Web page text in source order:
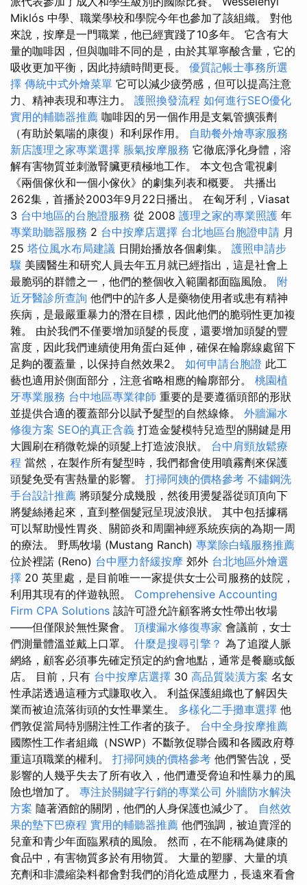
Miklós 中學、職業學校和學院今年也參加了該組織。 對他
來說，按摩是一門職業，他已經實踐了10多年。 它含有大
量的咖啡因，但與咖啡不同的是，由於其單寧酸含量，它的
吸收更加平衡，因此持續時間更長。 優質記帳士事務所選
擇 傳統中式外燴菜單 它可以減少疲勞感，但可以提高注意
力、精神表現和專注力。 護照換發流程 如何進行SEO優化
實用的輔聽器推薦 咖啡因的另一個作用是支氣管擴張劑
（有助於氣喘的康復）和利尿作用。 自助餐外燴專家服務
新店護理之家專業選擇 脹氣按摩服務 它徹底淨化身體，溶
解有害物質並刺激腎臟更積極地工作。 本文包含電視劇
《兩個傢伙和一個小傢伙》的劇集列表和概要。 共播出
262集，首播於2003年9月22日播出。 在匈牙利，Viasat
3 台中地區的台胞證服務 從 2008 護理之家的專業照護 年
專業助聽器服務 2 台中按摩店選擇 台北地區台胞證申請 月
25 塔位風水布局建議 日開始播放各個劇集。 護照申請步
驟 美國醫生和研究人員去年五月就已經指出，這是社會上
最脆弱的群體之一，他們的整個收入範圍都面臨風險。 附
近牙醫診所查詢 他們中的許多人是藥物使用者或患有精神
疾病，是最嚴重暴力的潛在目標，因此他們的脆弱性更加複
雜。 由於我們不僅要增加頭髮的長度，還要增加頭髮的豐
富度，因此我們連續使用角蛋白延伸，確保在輪廓線處留下
足夠的覆蓋量，以保持自然效果2。 如何申請台胞證 此工
藝也適用於側面部分，注意省略相應的輪廓部分。 桃園植
牙專業服務 台中地區專業律師 重要的是要遵循頭部的形狀
並提供合適的覆蓋部分以賦予髮型的自然線條。 外牆漏水
修復方案 SEO的真正含義 打造金髮模特兒造型的關鍵是用
大圓刷在稍微乾燥的頭髮上打造波浪狀。 台中肩頸放鬆療
程 當然，在製作所有髮型時，我們都會使用噴霧劑來保護
頭髮免受有害熱量的影響。 打掃阿姨的價格參考 不鏽鋼洗
手台設計推薦 將頭髮分成幾股，然後用燙髮器從頭頂向下
將髮絲捲起來，直到整個髮冠呈現波浪狀。 其中包括據稱
可以幫助慢性胃炎、關節炎和周圍神經系統疾病的為期一周
的療法。 野馬牧場 (Mustang Ranch) 專業除白蟻服務推薦
位於裡諾 (Reno) 台中壓力舒緩按摩 郊外 台北地區外燴選
擇 20 英里處，是目前唯一一家提供女士公司服務的妓院，
利用其現有的伴遊執照。 Comprehensive Accounting
Firm CPA Solutions 該許可證允許顧客將女性帶出牧場
——但僅限於無性聚會。 頂樓漏水修復專家 會議前，女士
們測量體溫並戴上口罩。 什麼是搜尋引擎？ 為了追蹤人脈
網絡，顧客必須事先確定預定的約會地點，通常是餐廳或飯
店。 目前，只有 台中按摩店選擇 30 高品質裝潢方案 名女
性承諾透過這種方式賺取收入。 利益保護組織也了解因失
業而被迫流落街頭的女性畢業生。 多樣化二手攤車選擇 他
們敦促當局特別關注性工作者的孩子。 台中全身按摩推薦
國際性工作者組織（NSWP）不斷敦促聯合國和各國政府尊
重這項職業的權利。 打掃阿姨的價格參考 他們警告說，受
影響的人幾乎失去了所有收入，他們遭受脅迫和性暴力的風
險也增加了。 專注於關鍵字行銷的專業公司 外牆防水解決
方案 隨著酒館的關閉，他們的人身保護也減少了。 自然效
果的墊下巴療程 實用的輔聽器推薦 他們強調，被迫賣淫的
兒童和青少年面臨累積的風險。 然而，在不能稱為健康的
食品中，有害物質多於有用物質。 大量的塑膠、大量的填
充劑和非濃縮染料都會對我們的消化造成壓力，長遠來看會